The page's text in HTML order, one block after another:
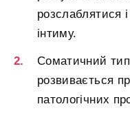
розслаблятися
інтиму.
Соматичний
розвивається
патологічних